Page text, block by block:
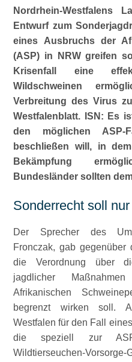
Nordrhein-Westfalens
Entwurf zum
eines Ausbruchs der
(ASP) in NRW greifen
Krisenfall eine
Wildschweinen
Verbreitung des Virus
Westfalenblatt.
ISN: Es
den möglichen ASP-
beschließen will, in
Bekämpfung
Bundesländer sollten
Sonderrecht soll
Der Sprecher des
Fronczak, gab gegenüber
die Verordnung über
jagdlicher
Afrikanischen
begrenzt wirken soll.
Westfalen für den Fall
die speziell zur ASP-
Wildtierseuchen-Vorsorge-